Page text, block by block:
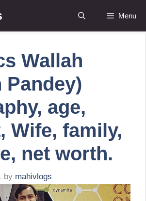
Menu
Wallah
Pandey)
age,
Wife, family,
net worth.
by mahivlogs